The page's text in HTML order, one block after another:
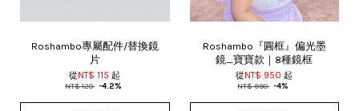
Roshambo專屬配件/替換鏡
片
從NT$ 115起
NT$ 120 -4.2%
Roshambo『圓框』偏光墨
鏡_寶寶款｜8種鏡框
從NT$ 950起
NT$ 990 -4%